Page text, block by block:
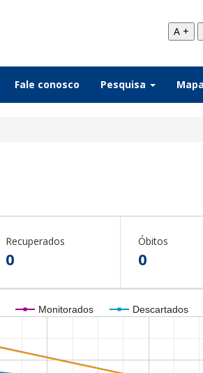
A +
Fale conosco Pesquisa
Recuperados
0
Óbitos
0
Monitorados Descartados